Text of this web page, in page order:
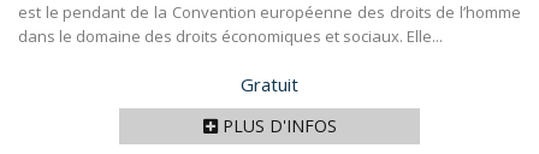
est le pendant de la Convention européenne des droits de l’homme
dans le domaine des droits économiques et sociaux. Elle...
Prix
Gratuit
PLUS D'INFOS